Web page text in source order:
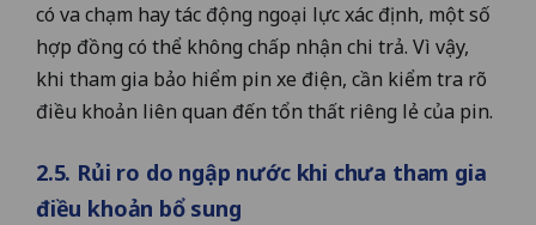
có va chạm hay tác động ngoại lực xác định, một số
hợp đồng có thể không chấp nhận chi trả. Vì vậy,
khi tham gia bảo hiểm pin xe điện, cần kiểm tra rõ
điều khoản liên quan đến tổn thất riêng lẻ của pin.
2.5. Rủi ro do ngập nước khi chưa tham gia
điều khoản bổ sung